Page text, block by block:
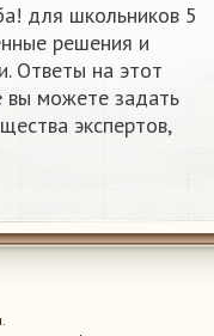
для школьников 5
решения и
Ответы на этот
вы можете задать
экспертов,